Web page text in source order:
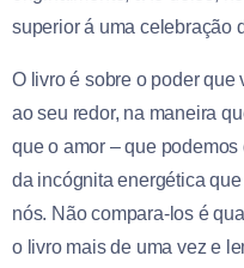
superior á uma celebração
O livro é sobre o poder que
ao seu redor, na maneira
que o amor – que
da incógnita energética
nós. Não compara-los é
o livro mais de uma vez e